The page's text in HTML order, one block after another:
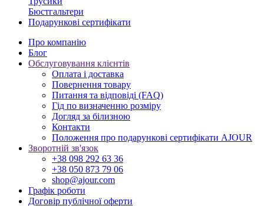
Бюстгальтери
Подарункові сертифікати
Про компанію
Блог
Обслуговування клієнтів
Оплата і доставка
Повернення товару
Питання та відповіді (FAQ)
Гід по визначенню розміру
Догляд за білизною
Контакти
Положення про подарункові сертифікати AJOUR
Зворотній зв'язок
+38 098 292 63 36
+38 050 873 79 06
shop@ajour.com
Графік роботи
Договір публічної оферти